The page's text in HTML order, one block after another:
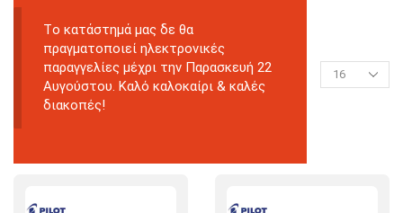
Tο κατάστημά μας δε θα
πραγματοποιεί ηλεκτρονικές
παραγγελίες μέχρι την Παρασκευή 22
Αυγούστου. Καλό καλοκαίρι & καλές
διακοπές!